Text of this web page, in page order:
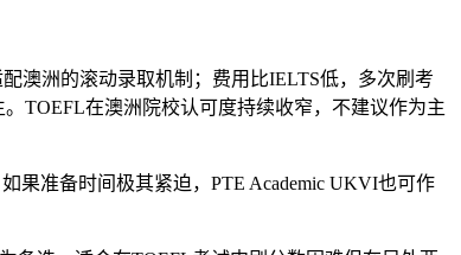
澳洲的滚动录取机制；费用比IELTS低，多次刷考
TOEFL在澳洲院校认可度持续收窄，不建议作为主
果准备时间极其紧迫，PTE Academic UKVI也可作